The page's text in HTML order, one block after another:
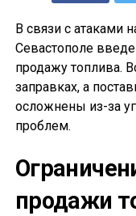
В связи с атаками
Севастополе
продажу топлива.
заправках, а
осложнены из-за
проблем.
продажи